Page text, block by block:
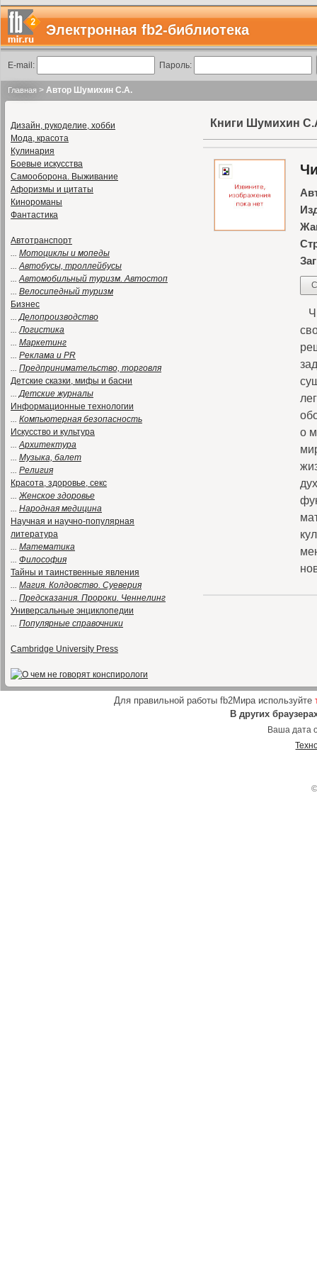
Электронная fb2-библиотека
E-mail: Пароль:
Главная > Автор Шумихин С.А.
Дизайн, рукоделие, хобби
Мода, красота
Кулинария
Боевые искусства
Самооборона. Выживание
Афоризмы и цитаты
Кинороманы
Фантастика
Автотранспорт
... Мотоциклы и мопеды
...Автобусы, троллейбусы
...Автомобильный туризм. Автостоп
... Велосипедный туризм
Бизнес
...Делопроизводство
...Логистика
... Маркетинг
... Реклама и PR
... Предпринимательство, торговля
Детские сказки, мифы и басни
...Детские журналы
Информационные технологии
... Компьютерная безопасность
Искусство и культура
...Архитектура
... Музыка, балет
... Религия
Красота, здоровье, секс
...Женское здоровье
... Народная медицина
Научная и научно-популярная
литература
... Математика
... Философия
Тайны и таинственные явления
... Магия. Колдовство. Суеверия
... Предсказания. Пророки. Ченнелинг
Универсальные энциклопедии
... Популярные справочники
Cambridge University Press
Книги Шумихин
о
Для правильной работы fb2Мира используйте
В других
Ваша дата